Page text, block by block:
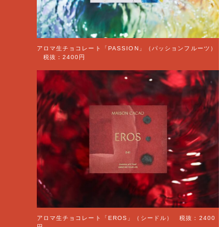
アロマ生チョコレート「PASSION」（パッションフルーツ）
税抜：2400円
アロマ生チョコレート「EROS」（シードル） 税抜：2400